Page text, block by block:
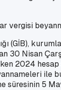
vergisi
(GİB),
30 Nisan
2024
ile
süresinin 5